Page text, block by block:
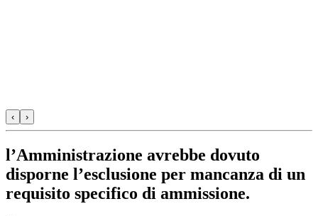
‹ ›
l’Amministrazione avrebbe dovuto
disporne l’esclusione per mancanza di un
requisito specifico di ammissione.